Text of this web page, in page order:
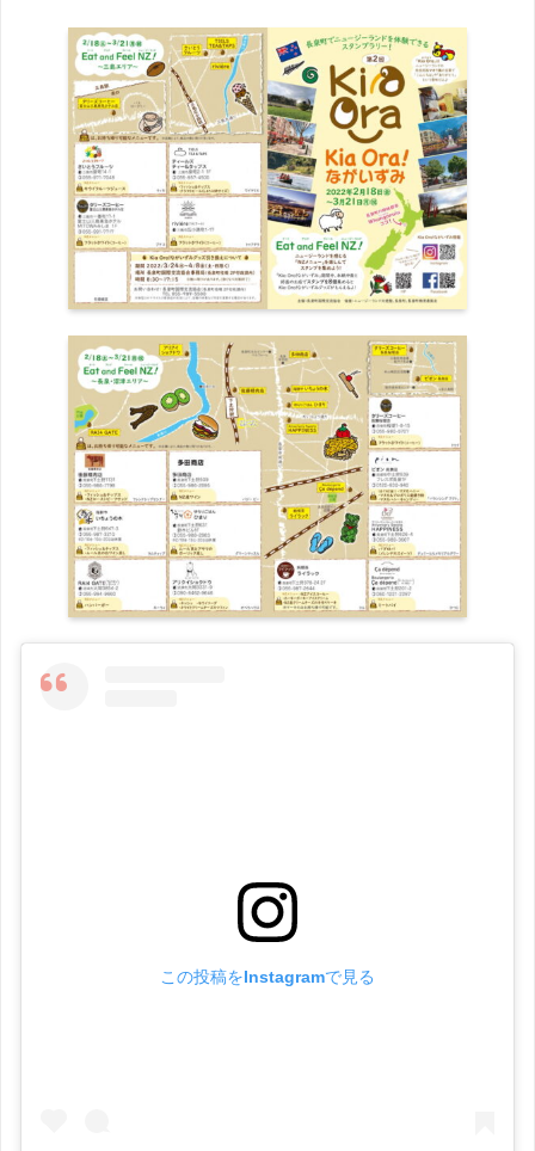
この投稿をInstagramで見る